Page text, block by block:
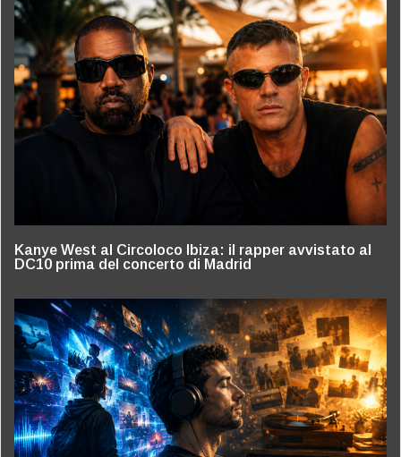
Kanye West al Circoloco Ibiza: il rapper avvistato al
DC10 prima del concerto di Madrid